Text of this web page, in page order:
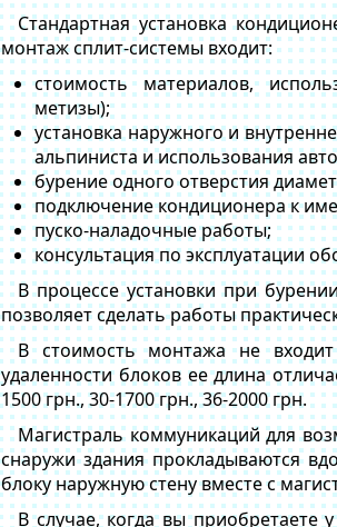
Стандартная установка
монтаж сплит-системы входит:
стоимость материалов,
метизы);
установка наружного и
альпиниста и использования
бурение одного отверстия
подключение кондиционера к
пуско-наладочные работы;
консультация по эксплуатации
В процессе установки при
позволяет сделать работы
В стоимость монтажа не
удаленности блоков ее длина
1500 грн., 30-1700 грн., 36-2000 грн.
Магистраль коммуникаций для
снаружи здания прокладываются
блоку наружную стену вместе с
В случае, когда вы